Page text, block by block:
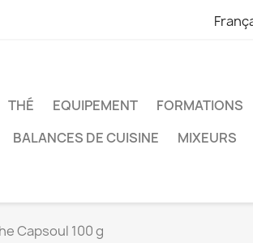
THÉ EQUIPEMENT FORMATIONS
BALANCES DE CUISINE MIXEURS
Capsoul 100 g